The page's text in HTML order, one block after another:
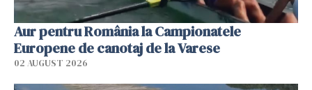
Aur pentru România la Campionatele
Europene de canotaj de la Varese
02 AUGUST 2026